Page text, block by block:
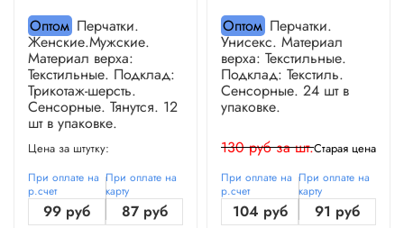
ОптомПерчатки.
Женские.Мужские.
Материал верха:
Текстильные. Подклад:
Трикотаж-шерсть.
Сенсорные. Тянутся. 12
шт в упаковке.
Цена за штутку:
При оплате на
р.счет
99 руб
При оплате на
карту
87 руб
ОптомПерчатки.
Унисекс. Материал
верха: Текстильные.
Подклад: Текстиль.
Сенсорные. 24 шт в
упаковке.
130 руб за шт.Старая цена
При оплате на
р.счет
104 руб
При оплате на
карту
91 руб